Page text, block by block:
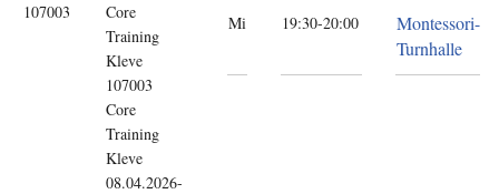
107003
Core
Training
Kleve
107003
Core
Training
Kleve
08.04.2026-
Mi 19:30-20:00
Montessori-
Turnhalle